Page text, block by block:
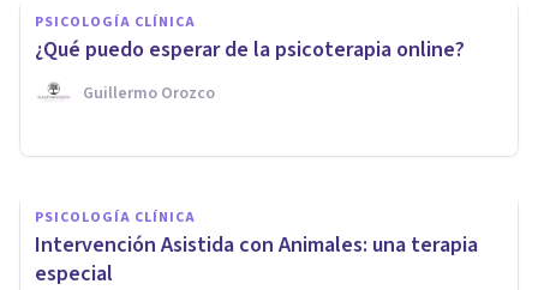
PSICOLOGÍA CLÍNICA
¿Qué puedo esperar de la psicoterapia online?
Guillermo Orozco
¿Cómo mejorar la
comunicación con el paciente?
PSICOLOGÍA CLÍNICA
Intervención Asistida con Animales: una terapia
especial